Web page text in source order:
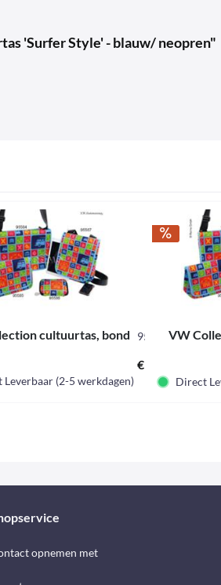
'Surfer Style' - blauw/ neopren"
cultuurtas, bond 95585
€ 29,95 *
Leverbaar (2-5 werkdagen)
VW
Direct
opnemen met